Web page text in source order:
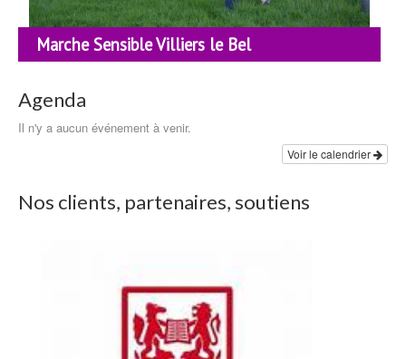
Marche Sensible Villiers le Bel
Agenda
Il n'y a aucun événement à venir.
Voir le calendrier
Nos clients, partenaires, soutiens